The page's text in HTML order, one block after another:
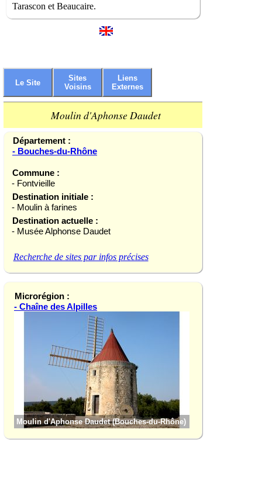
Tarascon et Beaucaire.
Le Site
Sites
Voisins
Liens
Externes
Moulin d'Aphonse Daudet
Département :
- Bouches-du-Rhône
Commune :
- Fontvieille
Destination initiale :
- Moulin à farines
Destination actuelle :
- Musée Alphonse Daudet
Recherche de sites par infos précises
Microrégion :
- Chaîne des Alpilles
Moulin d'Aphonse Daudet (Bouches-du-Rhône)